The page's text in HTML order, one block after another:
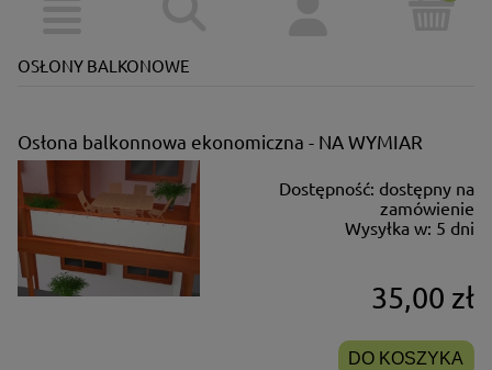
OSŁONY BALKONOWE
Osłona balkonnowa ekonomiczna - NA WYMIAR
Dostępność: dostępny na
zamówienie
Wysyłka w: 5 dni
35,00 zł
DO KOSZYKA